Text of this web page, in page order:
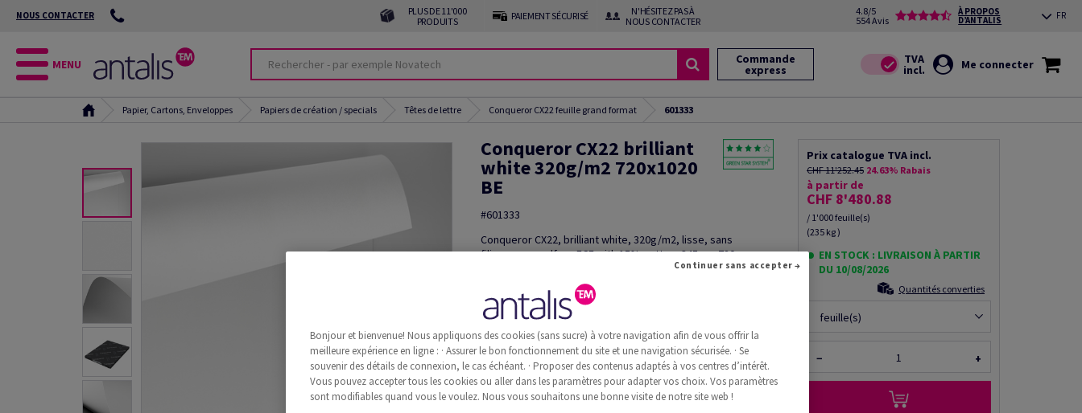
NOUS CONTACTER
PLUS DE 11'000
PRODUITS
PAIEMENT SÉCURISÉ
N'HÉSITEZ PAS À
NOUS CONTACTER
4.8/5
554 Avis
À PROPOS
D’ANTALIS FR
MENU Commande
express Me connecter
Papier, Cartons, Enveloppes Papiers de création / specials Têtes de lettre Conqueror CX22 feuille grand format 601333
Conqueror CX22 brilliant
white 320g/m2 720x1020
BE
#601333
Conqueror CX22, brilliant white, 320g/m2, lisse, sans
filigrane, woodfree ECF with 15% cotton, 345µm, 720mm x
1020mm, B1+, BE, Paquet de 100 feuilles, FSC Mix Credit
Découper le produit
Commande d'échantillon(s)
Information additionnelle Recommander ce produit
Prix catalogue TVA incl.
CHF 11'252.45 24.63% Rabais
à partir de
CHF 8'480.88
/ 1'000 feuille(s)
(235 kg )
EN STOCK : LIVRAISON À PARTIR
DU 10/08/2026
Quantités converties
feuille(s)
− +
Bonjour et bienvenue! Nous appliquons des cookies (sans sucre) à votre navigation afin de vous offrir la
meilleure expérience en ligne : · Assurer le bon fonctionnement du site et une navigation sécurisée. · Se
souvenir des détails de connexion, le cas échéant. · Proposer des contenus adaptés à vos centres d’intérêt.
Vous pouvez accepter tous les cookies ou aller dans les paramètres pour adapter vos choix. Vos paramètres
sont modifiables quand vous le voulez. Nous vous souhaitons une bonne visite de notre site web !
Continuer sans accepter →